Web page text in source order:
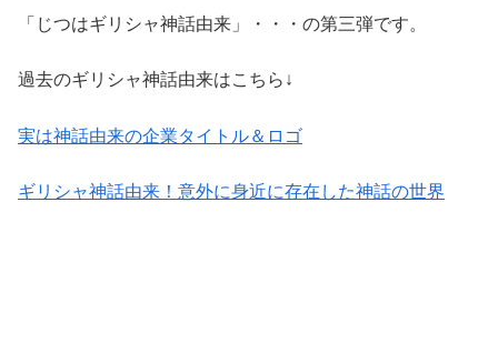
「じつはギリシャ神話由来」・・・の第三弾です。
過去のギリシャ神話由来はこちら↓
実は神話由来の企業タイトル＆ロゴ
ギリシャ神話由来！意外に身近に存在した神話の世界